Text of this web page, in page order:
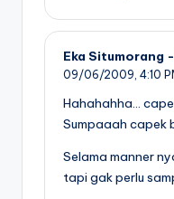
Eka Situmorang
09/06/2009, 4:10
Hahahahha…
Sumpaaah capek
Selama manner
tapi gak perlu